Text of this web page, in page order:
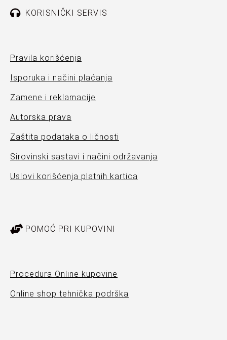
KORISNIČKI SERVIS
Pravila korišćenja
Isporuka i načini plaćanja
Zamene i reklamacije
Autorska prava
Zaštita podataka o ličnosti
Sirovinski sastavi i načini održavanja
Uslovi korišćenja platnih kartica
POMOĆ PRI KUPOVINI
Procedura Online kupovine
Online shop tehnička podrška